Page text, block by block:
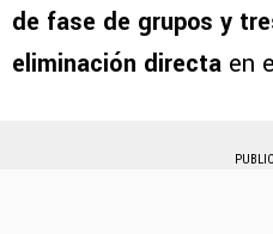
de fase de grupos y
eliminación directa en